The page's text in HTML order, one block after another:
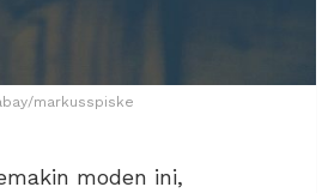
markusspiske
moden ini,